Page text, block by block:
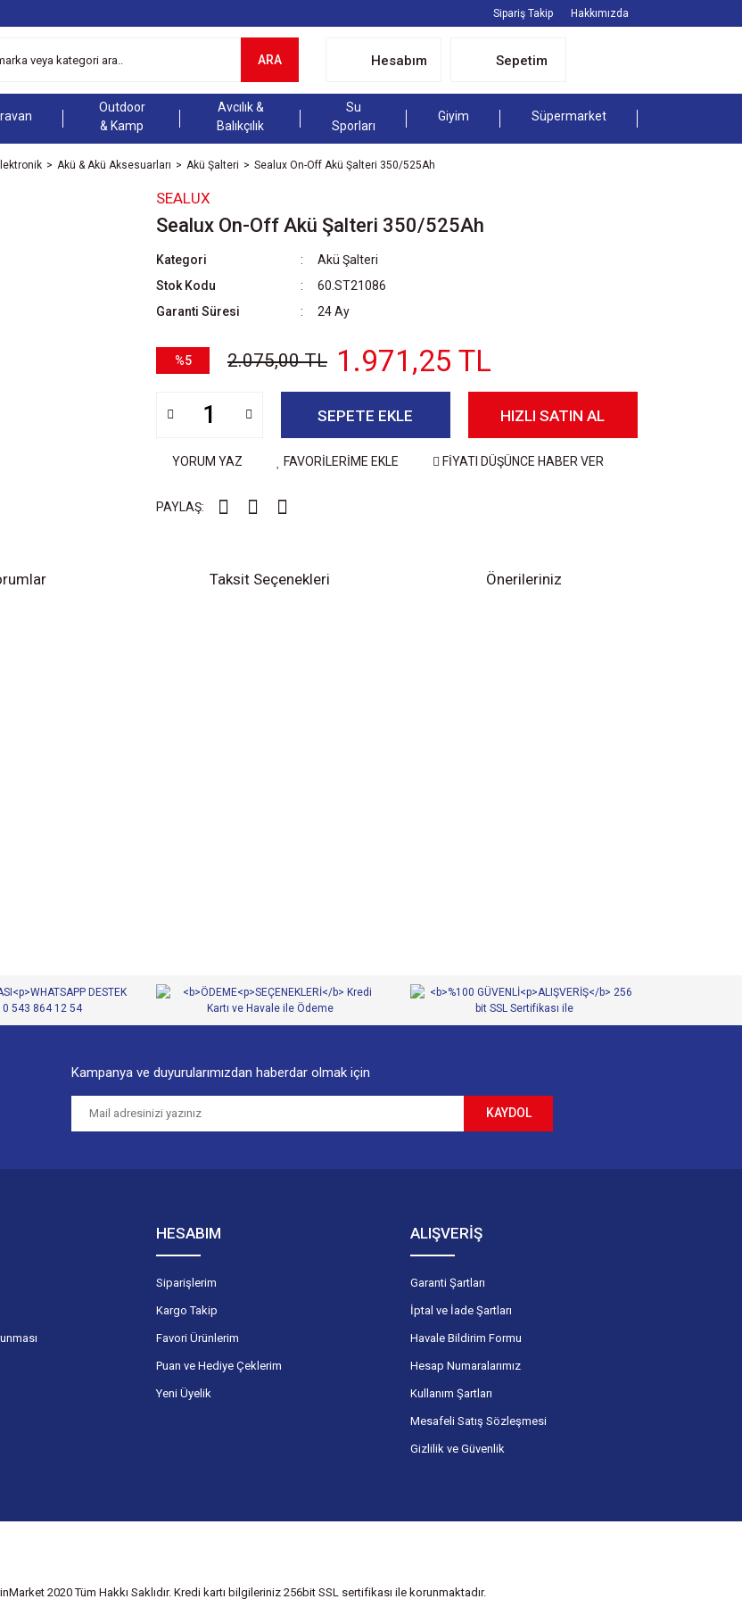
Sipariş Takip Hakkımızda
ARA Hesabım Sepetim
Outdoor
& Kamp
Avcılık &
Balıkçılık
Su
Sporları
Giyim Süpermarket
Akü & Akü Aksesuarları Akü Şalteri Sealux On-Off Akü Şalteri 350/525Ah
SEALUX
Sealux On-Off Akü Şalteri 350/525Ah
Kategori
Akü Şalteri
Stok Kodu
60.ST21086
Garanti Süresi
24 Ay
%5 2.075,00 TL 1.971,25 TL
SEPETE EKLE HIZLI SATIN AL
YORUM YAZ FAVORİLERİME EKLE FİYATI DÜŞÜNCE HABER VER
PAYLAŞ:
Taksit Seçenekleri Önerileriniz
Kampanya ve duyurularımızdan haberdar olmak için
KAYDOL
HESABIM
Siparişlerim
Kargo Takip
Favori Ürünlerim
Puan ve Hediye Çeklerim
Yeni Üyelik
ALIŞVERİŞ
Garanti Şartları
İptal ve İade Şartları
Havale Bildirim Formu
Hesap Numaralarımız
Kullanım Şartları
Mesafeli Satış Sözleşmesi
Gizlilik ve Güvenlik
2020 Tüm Hakkı Saklıdır. Kredi kartı bilgileriniz 256bit SSL sertifikası ile korunmaktadır.